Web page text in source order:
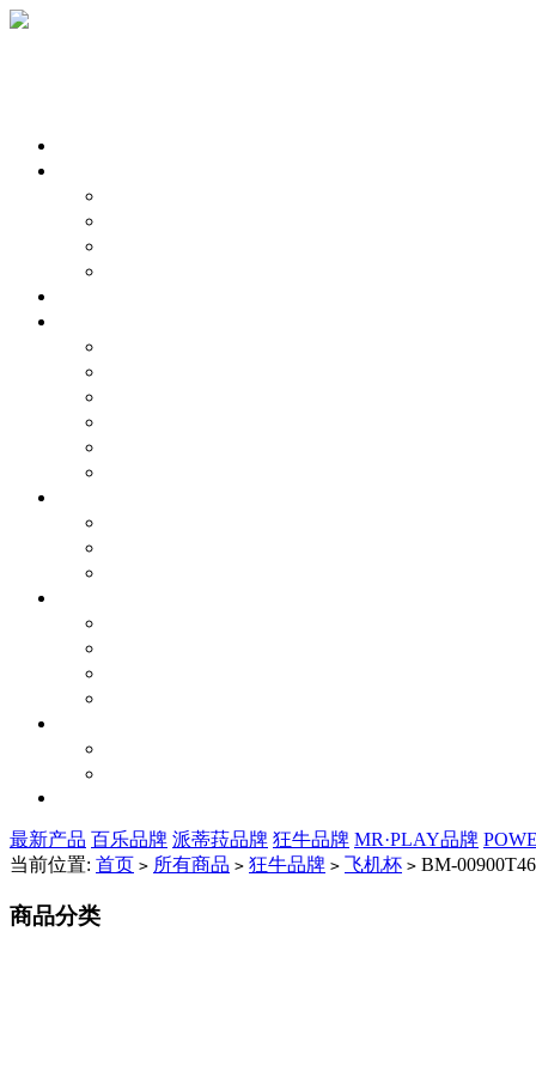
最新产品 百乐品牌 派蒂菈品牌 狂牛品牌 MR·PLAY品牌
当前位置: 首页 > 所有商品 > 狂牛品牌 > 飞机杯 > BM-
商品分类